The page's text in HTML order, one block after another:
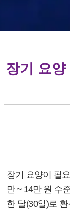
장기 요양
장기 요양이 필
만 ~ 14만 원 수
한 달(30일)로